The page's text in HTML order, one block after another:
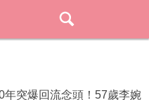
年突爆回流念頭！57歲李婉